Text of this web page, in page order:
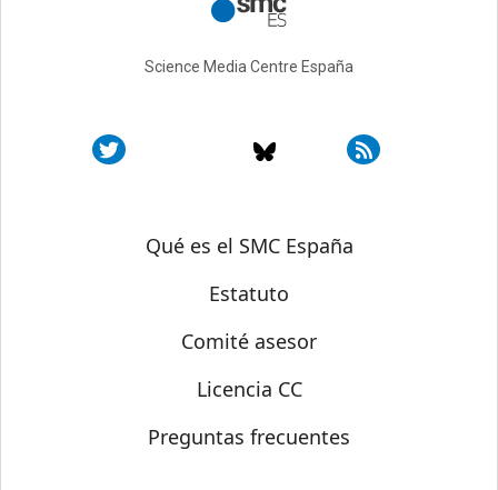
Science Media Centre España
Sobre SMC España
Qué es el SMC España
Estatuto
Comité asesor
Licencia CC
Preguntas frecuentes